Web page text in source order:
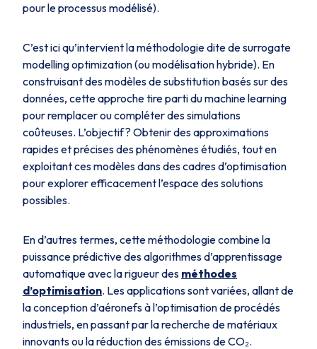
pour le processus modélisé).
C’est ici qu’intervient la méthodologie dite de surrogate
modelling optimization (ou modélisation hybride). En
construisant des modèles de substitution basés sur des
données, cette approche tire parti du machine learning
pour remplacer ou compléter des simulations
coûteuses. L’objectif ? Obtenir des approximations
rapides et précises des phénomènes étudiés, tout en
exploitant ces modèles dans des cadres d’optimisation
pour explorer efficacement l’espace des solutions
possibles.
En d’autres termes, cette méthodologie combine la
puissance prédictive des algorithmes d’apprentissage
automatique avec la rigueur des méthodes
d’optimisation. Les applications sont variées, allant de
la conception d’aéronefs à l’optimisation de procédés
industriels, en passant par la recherche de matériaux
innovants ou la réduction des émissions de CO₂.